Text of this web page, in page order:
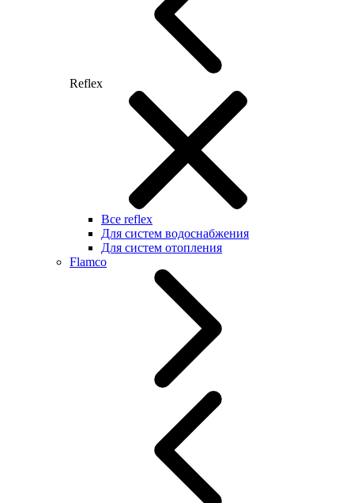
Reflex
Все reflex
Для систем водоснабжения
Для систем отопления
Flamco